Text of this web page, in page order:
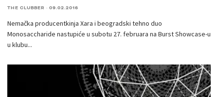
THE CLUBBER · 09.02.2016
Nemačka producentkinja Xara i beogradski tehno duo
Monosaccharide nastupiće u subotu 27. februara na Burst Showcase-u
u klubu...